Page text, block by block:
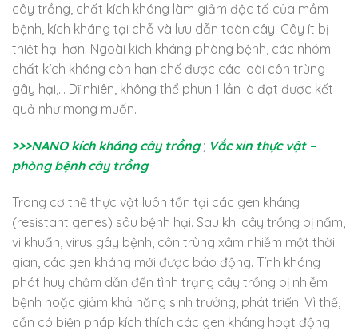
cây trồng, chất kích kháng làm giảm độc tố của mầm
bệnh, kích kháng tại chỗ và lưu dẫn toàn cây. Cây ít bị
thiệt hại hơn. Ngoài kích kháng phòng bệnh, các nhóm
chất kích kháng còn hạn chế được các loài côn trùng
gây hại,… Dĩ nhiên, không thể phun 1 lần là đạt được kết
quả như mong muốn.
>>>NANO kích kháng cây trồng; Vắc xin thực vật –
phòng bệnh cây trồng
Trong cơ thể thực vật luôn tồn tại các gen kháng
(resistant genes) sâu bệnh hại. Sau khi cây trồng bị nấm,
vi khuẩn, virus gây bệnh, côn trùng xâm nhiễm một thời
gian, các gen kháng mới được báo động. Tính kháng
phát huy chậm dẫn đến tình trạng cây trồng bị nhiễm
bệnh hoặc giảm khả năng sinh trưởng, phát triển. Vì thế,
cần có biện pháp kích thích các gen kháng hoạt động